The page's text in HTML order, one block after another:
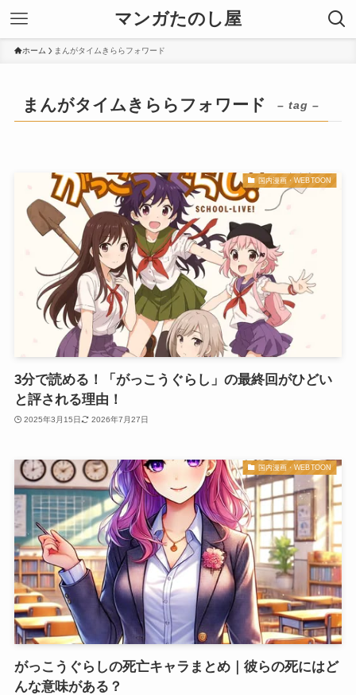
マンガたのし屋
ホーム まんがタイムきららフォワード
まんがタイムきららフォワード – tag –
国内漫画・WEBTOON
3分で読める！「がっこうぐらし」の最終回がひどい
と評される理由！
2025年3月15日 2026年7月27日
国内漫画・WEBTOON
がっこうぐらしの死亡キャラまとめ｜彼らの死にはど
んな意味がある？